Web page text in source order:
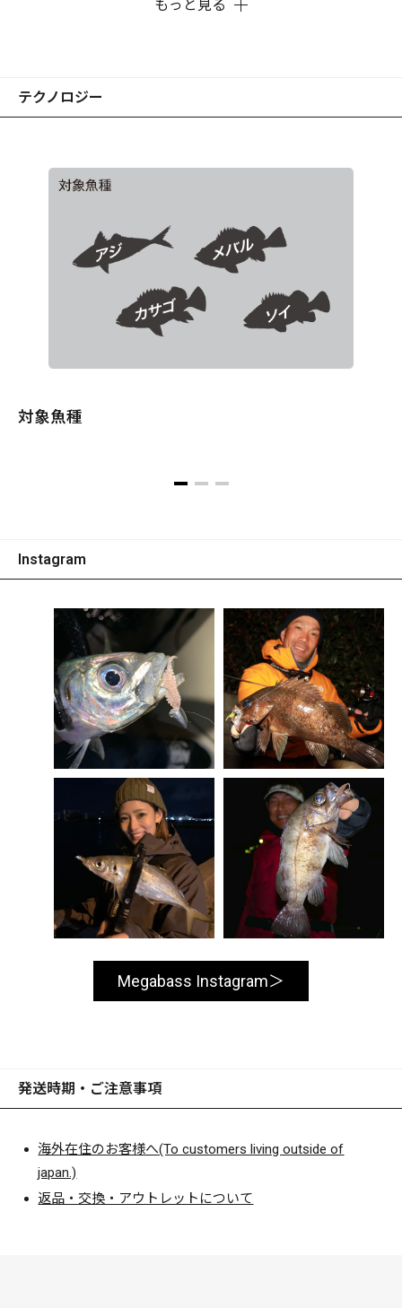
※画像はプロトタイプです。
もっと見る
テクノロジー
対象魚種
Instagram
Megabass Instagram
発送時期・ご注意事項
海外在住のお客様へ(To customers living outside of
japan.)
返品・交換・アウトレットについて